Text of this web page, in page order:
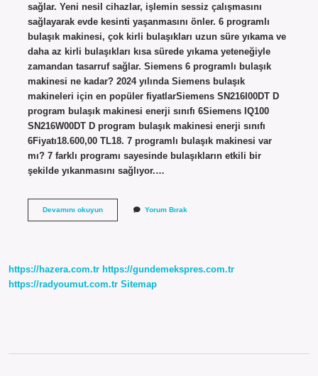
sağlar. Yeni nesil cihazlar, işlemin sessiz çalışmasını
sağlayarak evde kesinti yaşanmasını önler. 6 programlı
bulaşık makinesi, çok kirli bulaşıkları uzun süre yıkama ve
daha az kirli bulaşıkları kısa sürede yıkama yeteneğiyle
zamandan tasarruf sağlar. Siemens 6 programlı bulaşık
makinesi ne kadar? 2024 yılında Siemens bulaşık
makineleri için en popüler fiyatlarSiemens SN216I00DT D
program bulaşık makinesi enerji sınıfı 6Siemens IQ100
SN216W00DT D program bulaşık makinesi enerji sınıfı
6Fiyatı18.600,00 TL18. 7 programlı bulaşık makinesi var
mı? 7 farklı programı sayesinde bulaşıkların etkili bir
şekilde yıkanmasını sağlıyor.…
Devamını okuyun6
Yorum Bırak
https://hazera.com.tr https://gundemekspres.com.tr
https://radyoumut.com.tr Sitemap